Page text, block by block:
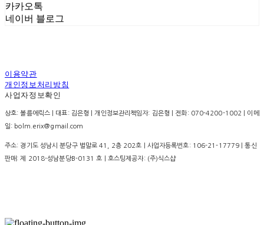
카카오톡
네이버 블로그
이용약관
개인정보처리방침
사업자정보확인
상호: 볼름에릭스 | 대표: 김은형 | 개인정보관리책임자: 김은형 | 전화: 070-4200-1002 | 이메
일: bolm.erix@gmail.com
주소: 경기도 성남시 분당구 벌말로 41, 2층 202호 | 사업자등록번호: 106-21-17779 | 통신
판매:제 2018-성남분당B-0131 호 | 호스팅제공자: (주)식스샵